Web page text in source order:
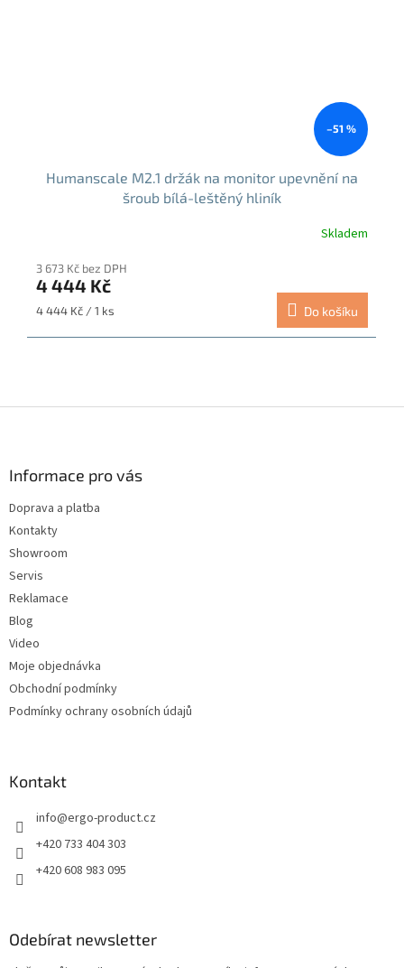
–51 %
Humanscale M2.1 držák na monitor upevnění na
šroub bílá-leštěný hliník
Skladem
3 673 Kč bez DPH
4 444 Kč
Měrná
4 444 Kč / 1 ks Do košíku
Informace pro vás
Doprava a platba
Kontakty
Showroom
Servis
Reklamace
Blog
Video
Moje objednávka
Obchodní podmínky
Podmínky ochrany osobních údajů
Kontakt
info@ergo-product.cz
+420 733 404 303
+420 608 983 095
Odebírat newsletter